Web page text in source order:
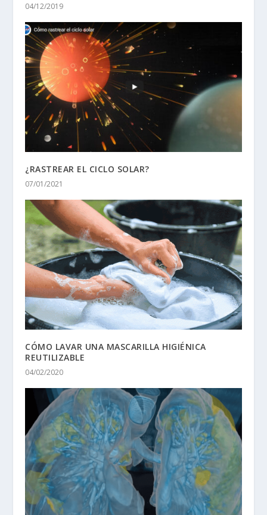
04/12/2019
¿RASTREAR EL CICLO SOLAR?
07/01/2021
CÓMO LAVAR UNA MASCARILLA HIGIÉNICA
REUTILIZABLE
04/02/2020